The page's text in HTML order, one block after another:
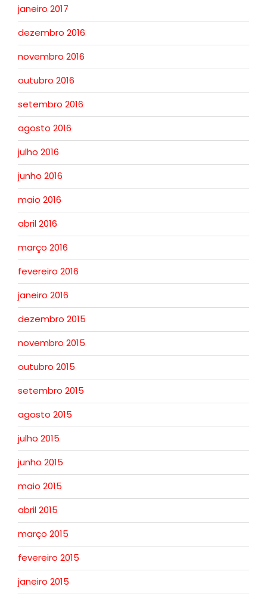
janeiro 2017
dezembro 2016
novembro 2016
outubro 2016
setembro 2016
agosto 2016
julho 2016
junho 2016
maio 2016
abril 2016
março 2016
fevereiro 2016
janeiro 2016
dezembro 2015
novembro 2015
outubro 2015
setembro 2015
agosto 2015
julho 2015
junho 2015
maio 2015
abril 2015
março 2015
fevereiro 2015
janeiro 2015